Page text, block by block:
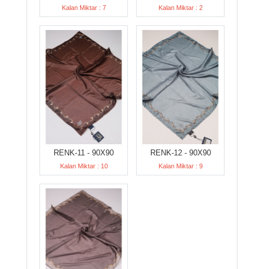
Kalan Miktar : 7 Kalan Miktar : 2
RENK-11 - 90X90
Kalan Miktar : 10
RENK-12 - 90X90
Kalan Miktar : 9